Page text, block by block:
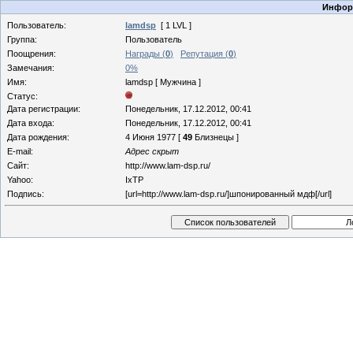
Пользователь:
lamdsp [ 1 LVL ]
Группа:
Пользователь
Поощрения:
Награды (0) Репутация (0)
Замечания:
0%
Имя:
lamdsp [ Мужчина ]
Статус:
Дата регистрации:
Понедельник, 17.12.2012, 00:41
Дата входа:
Понедельник, 17.12.2012, 00:41
Дата рождения:
4 Июня 1977 [ 49 Близнецы ]
E-mail:
Адрес скрыт
Сайт:
http://www.lam-dsp.ru/
Yahoo:
IxTP
Подпись:
[url=http://www.lam-dsp.ru/]шпонированный мдф[/url]